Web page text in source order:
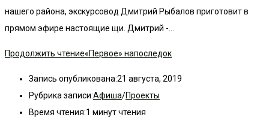
нашего района, экскурсовод Дмитрий Рыбалов приготовит в
прямом эфире настоящие щи. Дмитрий -…
Продолжить чтение«Первое» напоследок
Запись опубликована:21 августа, 2019
Рубрика записи:Афиша/Проекты
Время чтения:1 минут чтения